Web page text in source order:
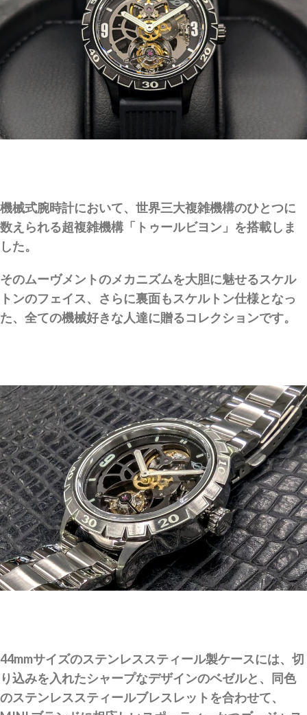
機械式腕時計において、世界三大複雑機構のひとつに
数えられる超複雑機構「トゥールビヨン」を搭載しま
した。
そのムーヴメントのメカニズムを大胆に魅せるスケル
トンのフェイス、さらに裏面もスケルトン仕様となっ
た、全ての機械好きな人達に贈るコレクションです。
44mmサイズのステンレススティール製ケースには、切
り込みを入れたシャープなデザインのベゼルと、同色
のステンレススティールブレスレットを合わせて、